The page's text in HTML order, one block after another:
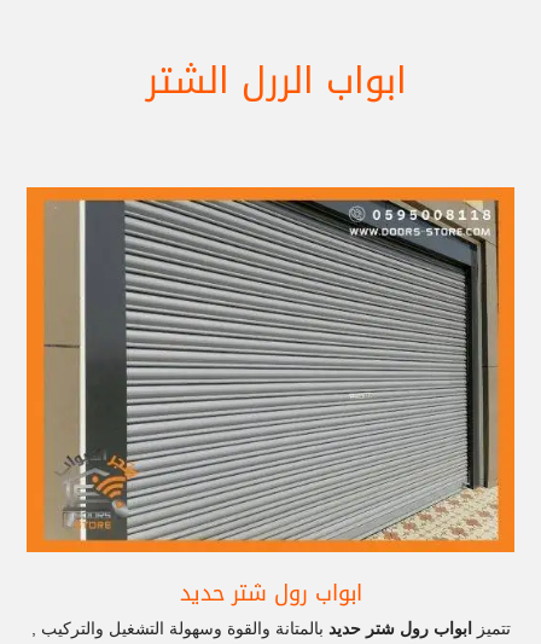
ابواب الررل الشتر
ابواب رول شتر حديد
تتميز ابواب رول شتر حديد بالمتانة والقوة وسهولة التشغيل والتركيب ,